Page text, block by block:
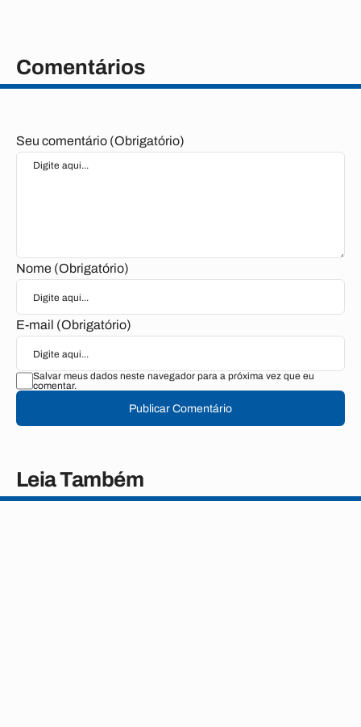
Comentários
Seu comentário (Obrigatório)
Nome (Obrigatório)
E-mail (Obrigatório)
Salvar meus dados neste navegador para a próxima vez que eu
comentar.
Publicar Comentário
Leia Também